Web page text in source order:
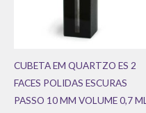
CUBETA EM QUARTZO ES 2
FACES POLIDAS ESCURAS
PASSO 10 MM VOLUME 0,7 ML